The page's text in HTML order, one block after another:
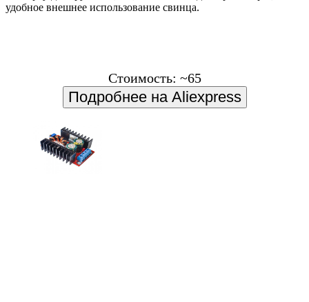
удобное внешнее использование свинца.
Стоимость: ~65
Подробнее на Aliexpress